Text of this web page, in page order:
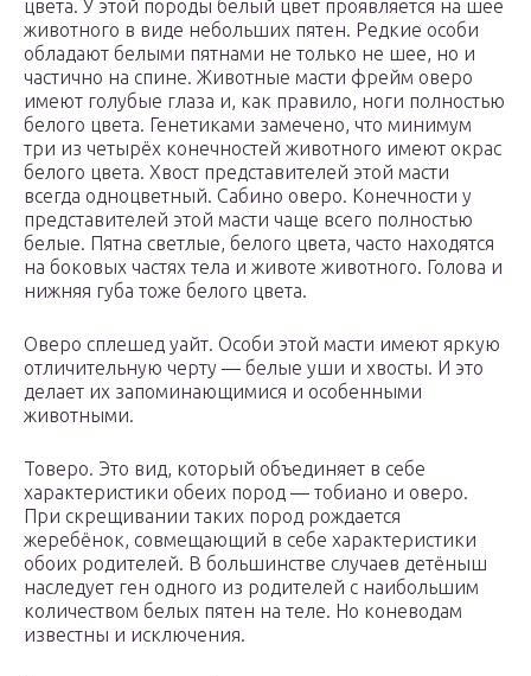
цвета. У этой породы белый цвет проявляется на шее
животного в виде небольших пятен. Редкие особи
обладают белыми пятнами не только не шее, но и
частично на спине. Животные масти фрейм оверо
имеют голубые глаза и, как правило, ноги полностью
белого цвета. Генетиками замечено, что минимум
три из четырёх конечностей животного имеют окрас
белого цвета. Хвост представителей этой масти
всегда одноцветный. Сабино оверо. Конечности у
представителей этой масти чаще всего полностью
белые. Пятна светлые, белого цвета, часто находятся
на боковых частях тела и животе животного. Голова и
нижняя губа тоже белого цвета.
Оверо сплешед уайт. Особи этой масти имеют яркую
отличительную черту — белые уши и хвосты. И это
делает их запоминающимися и особенными
животными.
Товеро. Это вид, который объединяет в себе
характеристики обеих пород — тобиано и оверо.
При скрещивании таких пород рождается
жеребёнок, совмещающий в себе характеристики
обоих родителей. В большинстве случаев детёныш
наследует ген одного из родителей с наибольшим
количеством белых пятен на теле. Но коневодам
известны и исключения.